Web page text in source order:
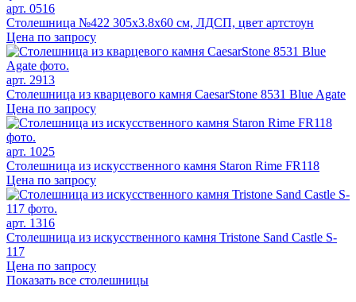
арт. 0516
Столешница №422 305х3.8х60 см, ЛДСП, цвет артстоун
Цена по запросу
арт. 2913
Столешница из кварцевого камня CaesarStone 8531 Blue Agate
Цена по запросу
арт. 1025
Столешница из искусственного камня Staron Rime FR118
Цена по запросу
арт. 1316
Столешница из искусственного камня Tristone Sand Castle S-
117
Цена по запросу
Показать все столешницы